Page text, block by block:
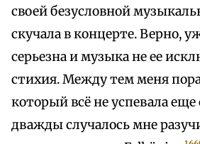
своей безусловной
скучала в концерте. Верно,
серьезна и музыка не ее
стихия. Между тем меня
который всё не успевала
дважды случалось мне